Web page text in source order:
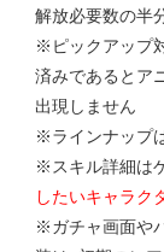
解放必要数の半
※ピックアップ
済みであるとア
出現しません
※ラインナップ
※スキル詳細は
したいキャラク
※ガチャ画面や